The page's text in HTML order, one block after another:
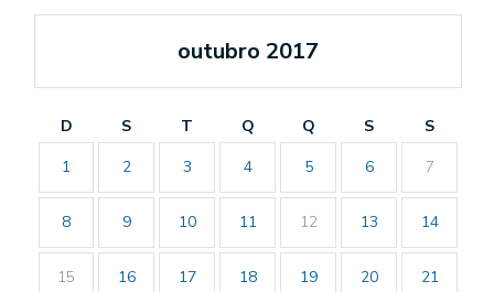
outubro 2017
D S T Q Q S
S
1
2 3 4 5 6 7
8 9 10 11 12 13 14
15 16 17 18 19 20 21